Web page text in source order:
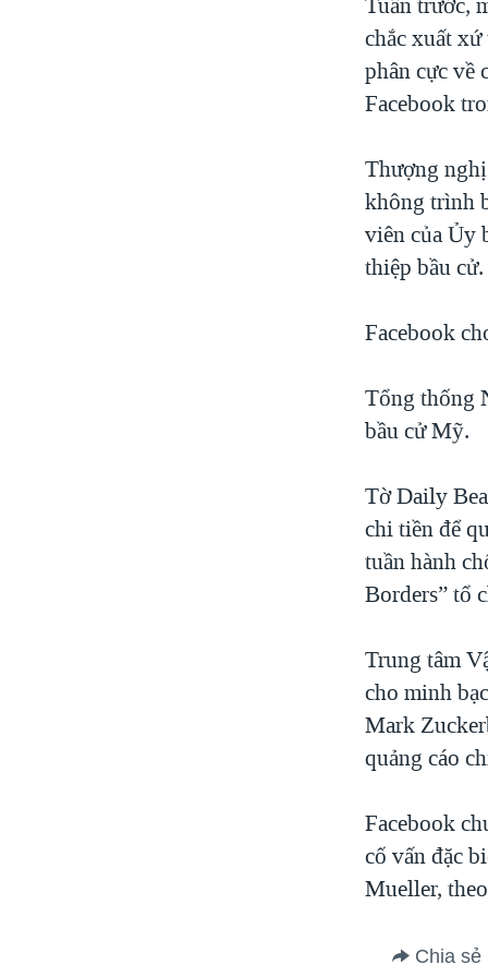
chắc xuất
phân cực về
Facebook
Thượng
không trình
viên của Ủy
thiệp bầu cử.
Facebook
Tổng thống
bầu cử Mỹ.
Tờ Daily
chi tiền để
tuần hành
Borders” tổ
Trung tâm
cho minh
Mark
quảng cáo
Facebook
cố vấn đặc
Mueller,
Chia sẻ